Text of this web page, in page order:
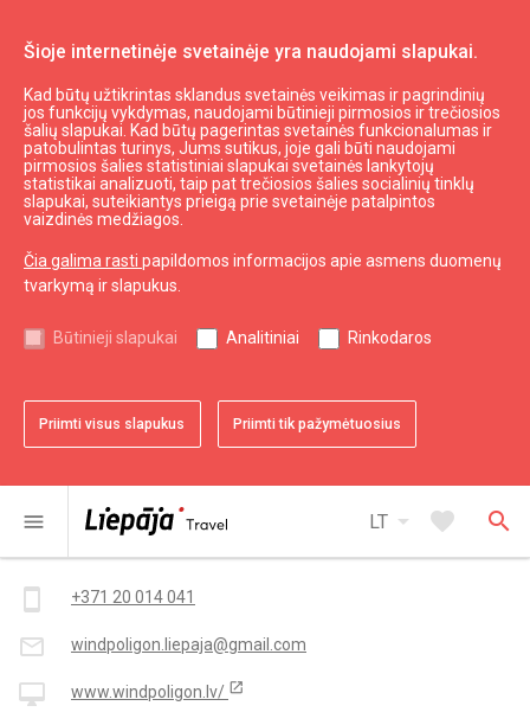
Šioje internetinėje svetainėje yra naudojami slapukai.
Kad būtų užtikrintas sklandus svetainės veikimas ir pagrindinių
jos funkcijų vykdymas, naudojami būtinieji pirmosios ir trečiosios
šalių slapukai. Kad būtų pagerintas svetainės funkcionalumas ir
patobulintas turinys, Jums sutikus, joje gali būti naudojami
pirmosios šalies statistiniai slapukai svetainės lankytojų
statistikai analizuoti, taip pat trečiosios šalies socialinių tinklų
slapukai, suteikiantys prieigą prie svetainėje patalpintos
vaizdinės medžiagos.
Čia galima rasti papildomos informacijos apie asmens duomenų
tvarkymą ir slapukus.
Būtinieji slapukai Analitiniai Rinkodaros
Priimti visus slapukus Priimti tik pažymėtuosius
menu LT arrow_drop_down favorite search
Daryti ir matyti Aktyvus poilsis
Lazerių arena "Wind Poligon Liepāja"
smartphone +371 20 014 041
mail_outline windpoligon.liepaja@gmail.com
desktop_mac www.windpoligon.lv/ open_in_new